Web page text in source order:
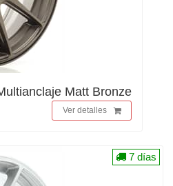
Matt Bronze
Ver detalles
7 días